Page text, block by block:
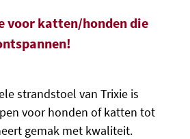
voor katten/honden die
strandstoel van Trixie is
voor honden of katten tot
gemak met kwaliteit.